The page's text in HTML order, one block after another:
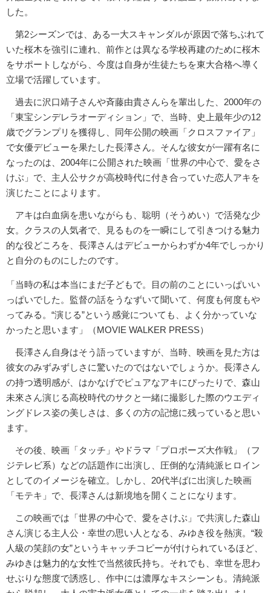
した。
第2シーズンでは、ある一大スキャンダルが原因で落ちぶれて
いた桜木を強引に連れ、前作とは異なる学校再建のために桜木
をサポートしながら、今度は自身が生徒たちを東大合格へ導く
立場で活躍しています。
過去に沢口靖子さんや斉藤由貴さんらを輩出した、2000年の
「東宝シンデレラオーディション」で、当時、史上最年少の12
歳でグランプリを獲得し、同年公開の映画「クロスファイア」
で女優デビューを果たした長澤さん。そんな彼女が一躍有名に
なったのは、2004年に公開された映画「世界の中心で、愛をさ
けぶ」で、主人公サクが高校時代に付き合っていた恋人アキを
演じたことによります。
アキは白血病を患いながらも、聡明（そうめい）で活発な少
女。クラスの人気者で、見るものを一瞬にして引きつける魅力
的な役どころを、長澤さんはデビューからわずか4年でしっかり
と自分のものにしたのです。
「当時の私は本当にまだ子どもで。目の前のことにいっぱいい
っぱいでした。監督の話をうなずいて聞いて、何度も何度もや
ってみる。“演じる”という感覚についても、よく分かっていな
かったと思います」（MOVIE WALKER PRESS）
長澤さん自身はそう語っていますが、当時、映画を見た方は
彼女のみずみずしさに驚いたのではないでしょうか。長澤さん
の持つ透明感が、はかなげでピュアなアキにぴったりで、森山
未來さん演じる高校時代のサクと一緒に撮影した際のウエディ
ングドレス姿の美しさは、多くの方の記憶に残っていると思い
ます。
その後、映画「タッチ」やドラマ「プロポーズ大作戦」（フ
ジテレビ系）などの話題作に出演し、圧倒的な清純派ヒロイン
としてのイメージを確立。しかし、20代半ばに出演した映画
「モテキ」で、長澤さんは新境地を開くことになります。
この映画では「世界の中心で、愛をさけぶ」で共演した森山
さん演じる主人公・幸世の思い人となる、みゆき役を熱演。“殺
人級の笑顔の女”というキャッチコピーが付けられているほど、
みゆきは魅力的な女性で当然彼氏持ち。それでも、幸世を思わ
せぶりな態度で誘惑し、作中には濃厚なキスシーンも。清純派